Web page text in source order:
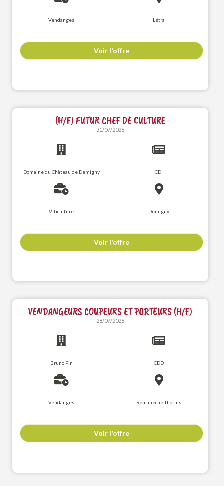
Vendanges Létra
Voir l'offre
(H/F) FUTUR CHEF DE CULTURE
31/07/2026
Domaine du Château de Demigny CDI
Viticulture Demigny
Voir l'offre
VENDANGEURS COUPEURS ET PORTEURS (H/F)
28/07/2026
Bruno Pin CDD
Vendanges Romanèche-Thorins
Voir l'offre